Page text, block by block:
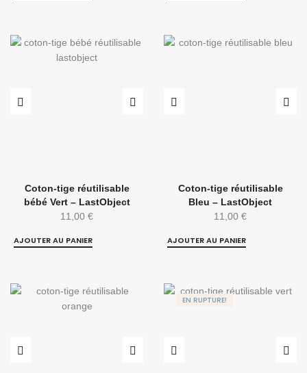
Coton-tige réutilisable
bébé Vert – LastObject
11,00 €
AJOUTER AU PANIER
Coton-tige réutilisable
Bleu – LastObject
11,00 €
AJOUTER AU PANIER
EN RUPTURE!